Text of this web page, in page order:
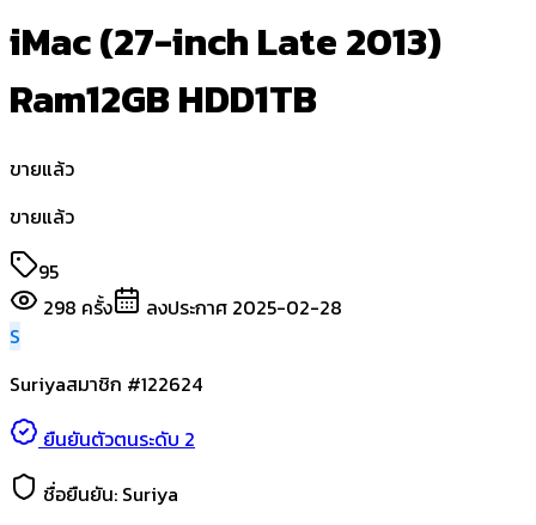
iMac (27-inch Late 2013)
Ram12GB HDD1TB
ขายแล้ว
ขายแล้ว
95
298 ครั้ง ลงประกาศ 2025-02-28
S
Suriyaสมาชิก #122624
ยืนยันตัวตนระดับ 2
ชื่อยืนยัน: Suriya